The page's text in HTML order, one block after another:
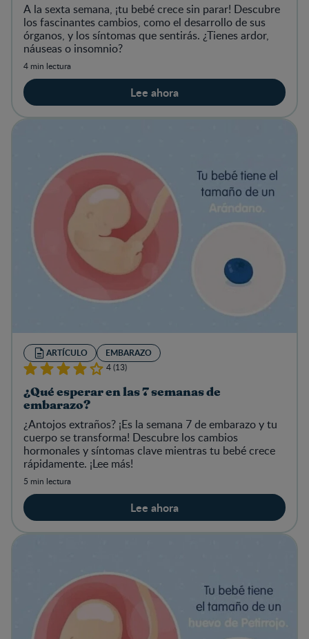
A la sexta semana, ¡tu bebé crece sin parar! Descubre
los fascinantes cambios, como el desarrollo de sus
órganos, y los síntomas que sentirás. ¿Tienes ardor,
náuseas o insomnio?
4 min lectura
Lee ahora
ARTÍCULO EMBARAZO
4 (13)
¿Qué esperar en las 7 semanas de
embarazo?
¿Antojos extraños? ¡Es la semana 7 de embarazo y tu
cuerpo se transforma! Descubre los cambios
hormonales y síntomas clave mientras tu bebé crece
rápidamente. ¡Lee más!
5 min lectura
Lee ahora